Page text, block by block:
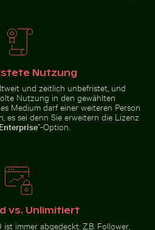
in Holbox Island
Traditionelles
Traditionelles Wandgemälde im
Wat Phra Kaeo, Bangkok
Niagarafällen, Naturwunder
von Isla Choventún in
von Isla Choventún in Chuburná
Bałtycka, Ruhige
Zwei Rotohrbülbüls auf
Nutzung
und zeitlich unbefristet, und
Nutzung in den gewählten
Medium darf einer weiteren Person
es sei denn Sie erweitern die Lizenz
Enterprise”-Option.
vs. Unlimitiert
immer abgedeckt: Z.B. Follower,